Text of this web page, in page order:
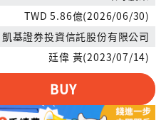
TWD 5.86億(2026/06/30)
凱基證券投資信託股份有限公司
廷偉 黃(2023/07/14)
BUY